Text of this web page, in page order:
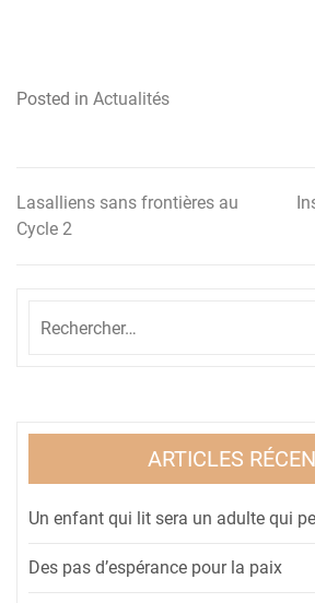
Posted in Actualités
Navigation
de
Lasalliens sans frontières au
Cycle 2
ARTICLES
Un enfant qui lit sera un adulte qui
Des pas d’espérance pour la paix